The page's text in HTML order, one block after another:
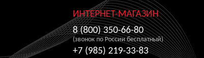
ИНТЕРНЕТ-МАГАЗИН
8 (800) 350-66-80
(звонок по России бесплатный)
+7 (985) 219-33-83